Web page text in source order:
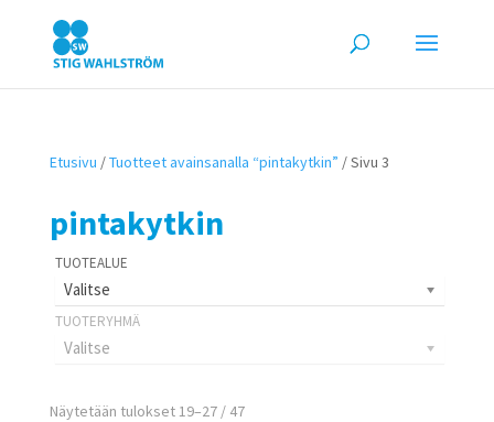
Etusivu /Tuotteet avainsanalla “pintakytkin” / Sivu 3
pintakytkin
Valitse
Valitse
Näytetään tulokset 19–27 / 47